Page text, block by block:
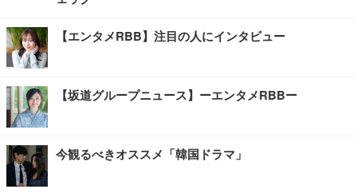
【エンタメRBB】注目の人にインタビュー
【坂道グループニュース】ーエンタメRBBー
今観るべきオススメ「韓国ドラマ」